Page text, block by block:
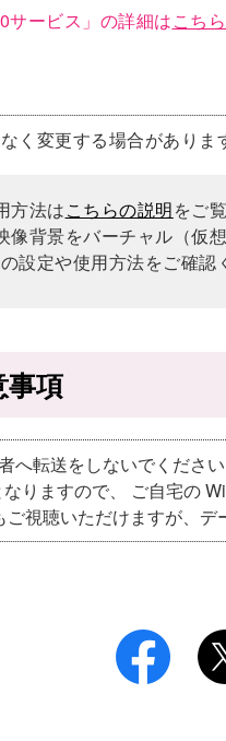
サービス」の詳細はこち
く変更する場合がありま
方法はこちらの説明をご
像背景をバーチャル（仮
設定や使用方法をご確認
事項
へ転送をしないでください
なりますので、 ご自宅の
視聴いただけますが、デ